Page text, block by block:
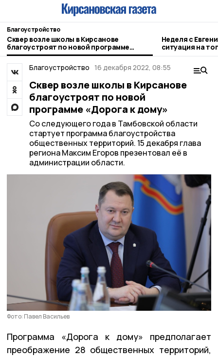
Благоустройство
Сквер возле школы в Кирсанове
благоустроят по новой программе
«Дорога к дому»
Неделя с
ситуация на
городе и
Благоустройство 16 декабря 2022, 08:55
Сквер возле школы в Кирсанове
благоустроят по новой
программе «Дорога к дому»
Со следующего года в Тамбовской области
стартует программа благоустройства
общественных территорий. 15 декабря глава
региона Максим Егоров презентовал её в
администрации области.
Фото: Павел Васильев
Программа «Дорога к дому» предполагает
преображение 28 общественных территорий,